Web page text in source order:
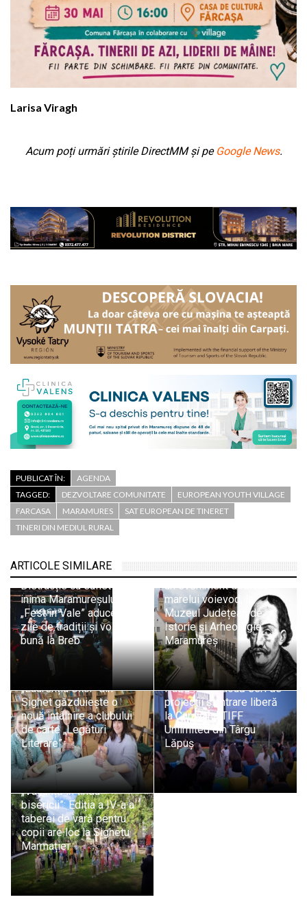
Larisa Viragh
Acum poți urmări știrile DirectMM și pe Google News.
PUBLICAT ÎN:
AGENDA
TAGGED:
DEZVOLTARE COMUNITATE
EUROPEAN YOUTH VILLAGE
FARCASA
MARAMURES
SAT EUROPEAN DE TINERET
TINERI DIN MEDIUL RURAL
ARTICOLE SIMILARE
Distracție cu suflet în
inima Maramureșului:
„Fest în Vale” aduce trei
zile de tradiții și voie
bună la Breb
patrimoniu și memorie” –
un eveniment dedicat
marelui voievod, la
Muzeul Județean de
Istorie și Arheologie
Maramureș
Biblioteca Municipală
„Laurențiu Ulici” din
Sighet găzduiește o
nouă întâlnire a clubului
de carte „Legături
Literare”
Patru filme, două seri de
proiecții și intrare liberă
la Caravana TIFF
Unlimited din Târgu
Lăpuș
„Vacanță în tinda
bisericii”: Ediția a IV-a a
taberei de vară pentru
copii are loc la Sighetu
Marmației